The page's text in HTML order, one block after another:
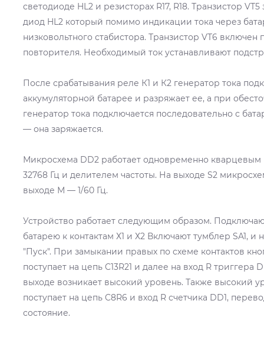
светодиоде HL2 и резисторах R17, R18. Транзистор VT5
диод HL2 который помимо индикации тока через
низковольтного стабистора. Транзистор VT6 включен
повторителя. Необходимый ток устанавливают
После срабатывания реле К1 и К2 генератор тока
аккумуляторной батарее и разряжает ее, а при
генератор тока подключается последовательно с
— она заряжается.
Микросхема DD2 работает одновременно кварцевым
32768 Гц и делителем частоты. На выходе S2
выходе М — 1/60 Гц.
Устройство работает следующим образом.
батарею к контактам Х1 и Х2 Включают тумблер SA1, и
"Пуск". При замыкании правых по схеме контактов
поступает на цепь C13R21 и далее на вход R триггера
выходе возникает высокий уровень. Также высокий
поступает на цепь C8R6 и вход R счетчика DD1,
состояние.